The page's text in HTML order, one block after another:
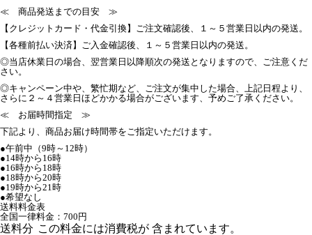
≪ 商品発送までの目安 ≫
【クレジットカード・代金引換】ご注文確認後、１～５営業日以内の発送。
【各種前払い決済】ご入金確認後、１～５営業日以内の発送。
◎当店休業日の場合、翌営業日以降順次の発送となりますので、ご注意くだ
さい。
◎キャンペーン中や、繁忙期など、ご注文が集中した場合、上記日程より、
さらに２～４営業日ほどかかる場合がございます、予めご了承ください。
≪ お届時間指定 ≫
下記より、商品お届け時間帯をご指定いただけます。
●午前中（9時～12時）
●14時から16時
●16時から18時
●18時から20時
●19時から21時
●希望なし
送料料金表
全国一律料金：700円
送料分 この料金には消費税が 含まれています。